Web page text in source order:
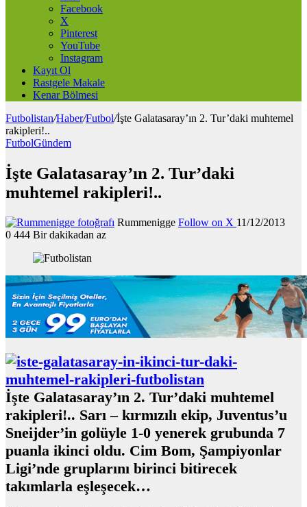
Facebook
X
Pinterest
YouTube
Instagram
Kayıt Ol
Rastgele Makale
Kenar Bölmesi
Futbolistan/Haber/Futbol/İşte Galatasaray’ın 2. Tur’daki muhtemel
rakipleri!..
FutbolGündem
İşte Galatasaray’ın 2. Tur’daki
muhtemel rakipleri!..
Rummenigge Follow on X 11/12/2013
0 444 Bir dakikadan az
İşte Galatasaray’ın 2. Tur’daki muhtemel
rakipleri!.. Sarı – kırmızılı ekip, Juventus’u
Sneijder’in golüyle 1-0 yenerek grubunda 7
puanla ikinci oldu. Cim Bom, Şampiyonlar
Ligi’nde gruplarını birinci bitirecek
takımlarla eşleşecek…